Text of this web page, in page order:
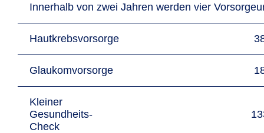
Innerhalb von zwei Jahren werden vier
Hautkrebsvorsorge
Glaukomvorsorge
Kleiner
Gesundheits-
Check